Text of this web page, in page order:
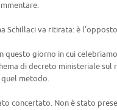
Schillaci va ritirata: è
questo giorno in cui
di decreto ministeriale
metodo.
concertato. Non è stato